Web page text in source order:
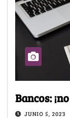
Bancos:
JUNIO 5, 2023